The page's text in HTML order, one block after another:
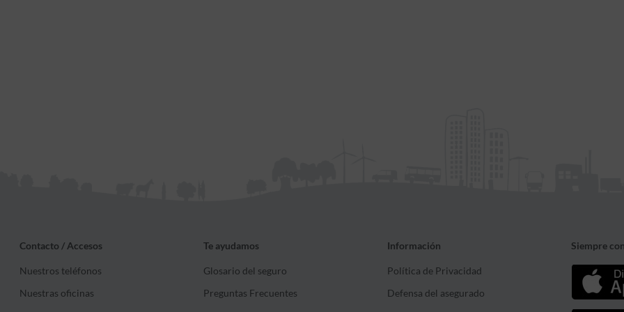
Contacto / Accesos
Nuestros teléfonos
Nuestras oficinas
Te ayudamos
Glosario del seguro
Preguntas Frecuentes
Información
Política de Privacidad
Defensa del asegurado
Siempre